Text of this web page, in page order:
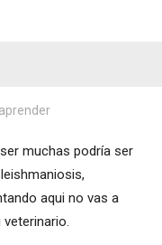
muchas podría ser
aqui no vas a